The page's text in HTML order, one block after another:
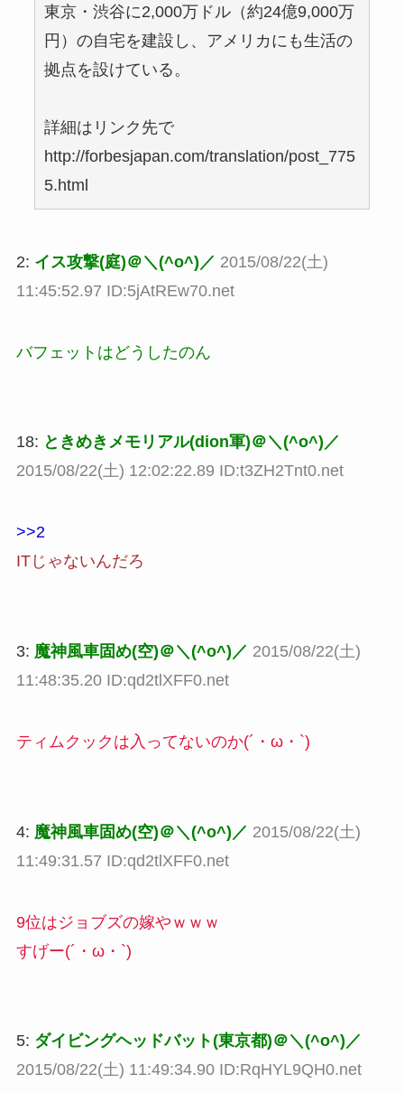
東京・渋谷に2,000万ドル（約24億9,000万
円）の自宅を建設し、アメリカにも生活の
拠点を設けている。
詳細はリンク先で
http://forbesjapan.com/translation/post_775
5.html
2: イス攻撃(庭)＠＼(^o^)／ 2015/08/22(土)
11:45:52.97 ID:5jAtREw70.net
バフェットはどうしたのん
18: ときめきメモリアル(dion軍)＠＼(^o^)／
2015/08/22(土) 12:02:22.89 ID:t3ZH2Tnt0.net
>>2
ITじゃないんだろ
3: 魔神風車固め(空)＠＼(^o^)／ 2015/08/22(土)
11:48:35.20 ID:qd2tlXFF0.net
ティムクックは入ってないのか(´・ω・`)
4: 魔神風車固め(空)＠＼(^o^)／ 2015/08/22(土)
11:49:31.57 ID:qd2tlXFF0.net
9位はジョブズの嫁やｗｗｗ
すげー(´・ω・`)
5: ダイビングヘッドバット(東京都)＠＼(^o^)／
2015/08/22(土) 11:49:34.90 ID:RqHYL9QH0.net